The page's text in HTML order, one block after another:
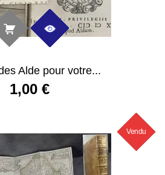
Alde pour votre...
1,00 €
Vendu
Nouveau